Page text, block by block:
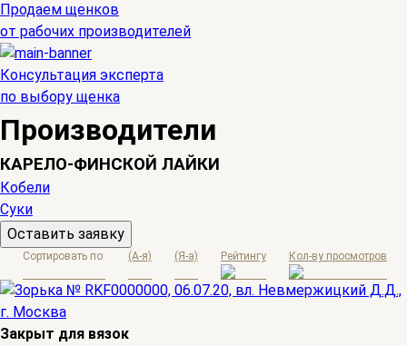
Продаем щенков
от рабочих производителей
Консультация эксперта
по выбору щенка
Производители
КАРЕЛО-ФИНСКОЙ ЛАЙКИ
Кобели
Суки
Оставить заявку
Сортировать по: (A-я) (Я-а) Рейтингу Кол-ву просмотров
Закрыт для вязок